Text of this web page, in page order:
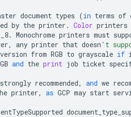
document types (in terms of
by the printer . Color printers
. Monochrome printers must
, any printer that doesn 't
from RGB to grayscale if
and the print job ticket
strongly recommended, and we
printer, as GCP may start